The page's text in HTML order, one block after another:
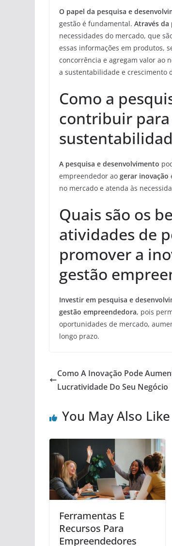
O papel da pesquisa e
gestão é fundamental. Através da
necessidades do mercado, que
essas informações em produtos,
concorrência e agregam valor ao
a sustentabilidade e crescimento
Como a
contribuir
A pesquisa e desenvolvimento
empreendedor ao gerar inovação
no mercado e atenda às
Quais são os
atividades de
promover a
gestão
Investir em pesquisa e
gestão empreendedora, pois
oportunidades de mercado,
longo prazo.
Como A Inovação Pode
Lucratividade Do Seu Negócio
You May Also Like
Ferramentas E
Recursos Para
Empreendedores